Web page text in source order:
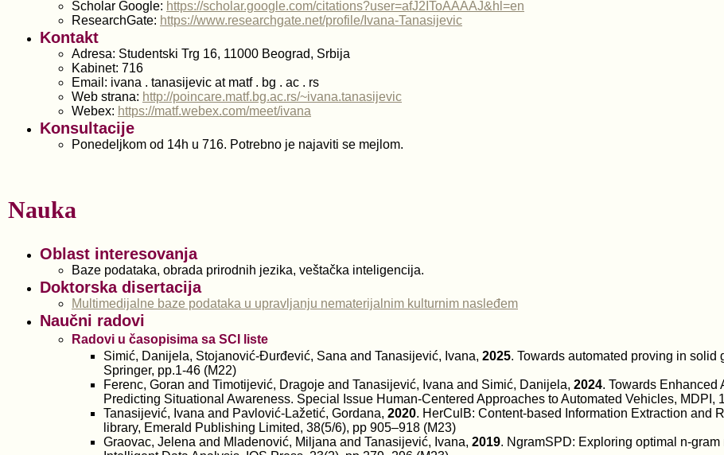
Scholar Google: https://scholar.google.com/citations?user=afJ2IToAAAAJ&hl=en
ResearchGate: https://www.researchgate.net/profile/Ivana-Tanasijevic
Kontakt
Adresa: Studentski Trg 16, 11000 Beograd, Srbija
Kabinet: 716
Email: ivana . tanasijevic at matf . bg . ac . rs
Web strana: http://poincare.matf.bg.ac.rs/~ivana.tanasijevic
Webex: https://matf.webex.com/meet/ivana
Konsultacije
Ponedeljkom od 14h u 716. Potrebno je najaviti se mejlom.
Nauka
Oblast interesovanja
Baze podataka, obrada prirodnih jezika, veštačka inteligencija.
Doktorska disertacija
Multimedijalne baze podataka u upravljanju nematerijalnim kulturnim nasleđem
Naučni radovi
Radovi u časopisima sa SCI liste
Simić, Danijela, Stojanović-Đurđević, Sana and Tanasijević, Ivana, 2025. Towards automated proving in solid
Springer, pp.1-46 (M22)
Ferenc, Goran and Timotijević, Dragoje and Tanasijević, Ivana and Simić, Danijela, 2024. Towards Enhanced
Predicting Situational Awareness. Special Issue Human-Centered Approaches to Automated Vehicles,
Tanasijević, Ivana and Pavlović-Lažetić, Gordana, 2020. HerCulB: Content-based Information Extraction and
library, Emerald Publishing Limited, 38(5/6), pp 905–918 (M23)
Graovac, Jelena and Mladenović, Miljana and Tanasijević, Ivana, 2019. NgramSPD: Exploring optimal n-